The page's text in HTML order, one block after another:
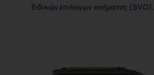
Ειδικών επιλογών οχήματος (SVO).